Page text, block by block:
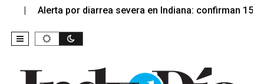
Alerta por diarrea severa en Indiana: confirman 15…